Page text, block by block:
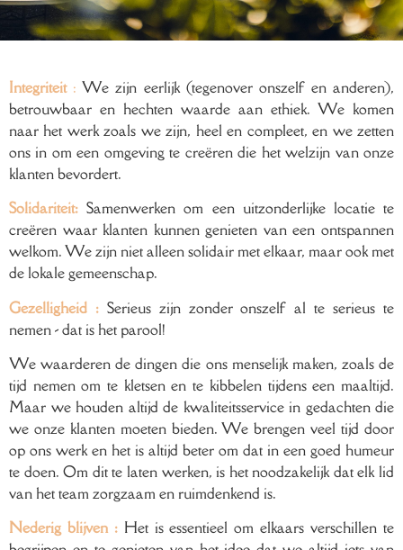
Integriteit : We zijn eerlijk (tegenover onszelf en anderen),
betrouwbaar en hechten waarde aan ethiek. We komen
naar het werk zoals we zijn, heel en compleet, en we zetten
ons in om een omgeving te creëren die het welzijn van onze
klanten bevordert.
Solidariteit: Samenwerken om een uitzonderlijke locatie te
creëren waar klanten kunnen genieten van een ontspannen
welkom. We zijn niet alleen solidair met elkaar, maar ook met
de lokale gemeenschap.
Gezelligheid :Serieus zijn zonder onszelf al te serieus te
nemen - dat is het parool!
We waarderen de dingen die ons menselijk maken, zoals de
tijd nemen om te kletsen en te kibbelen tijdens een maaltijd.
Maar we houden altijd de kwaliteitsservice in gedachten die
we onze klanten moeten bieden. We brengen veel tijd door
op ons werk en het is altijd beter om dat in een goed humeur
te doen. Om dit te laten werken, is het noodzakelijk dat elk lid
van het team zorgzaam en ruimdenkend is.
Nederig blijven:Het is essentieel om elkaars verschillen te